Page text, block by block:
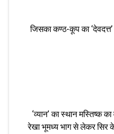
जिसका कण्ठ-कूप का
‘व्यान’ का स्थान मस्तिष्क
रेखा भूमध्य भाग से लेकर सिर के